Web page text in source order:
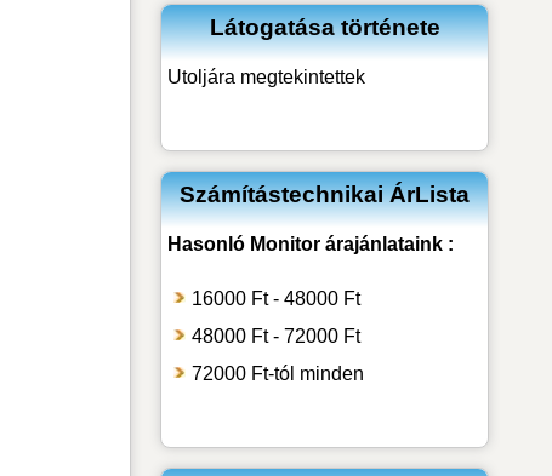
Látogatása története
Utoljára megtekintettek
Számítástechnikai ÁrLista
Hasonló Monitor árajánlataink :
16000 Ft - 48000 Ft
48000 Ft - 72000 Ft
72000 Ft-tól minden